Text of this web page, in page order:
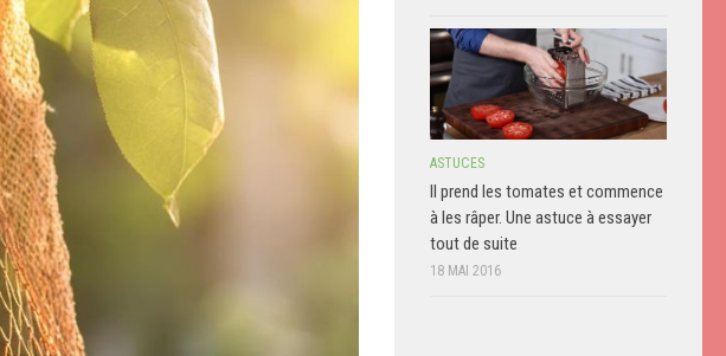
ASTUCES
Il prend les tomates et commence
à les râper. Une astuce à essayer
tout de suite
18 MAI 2016